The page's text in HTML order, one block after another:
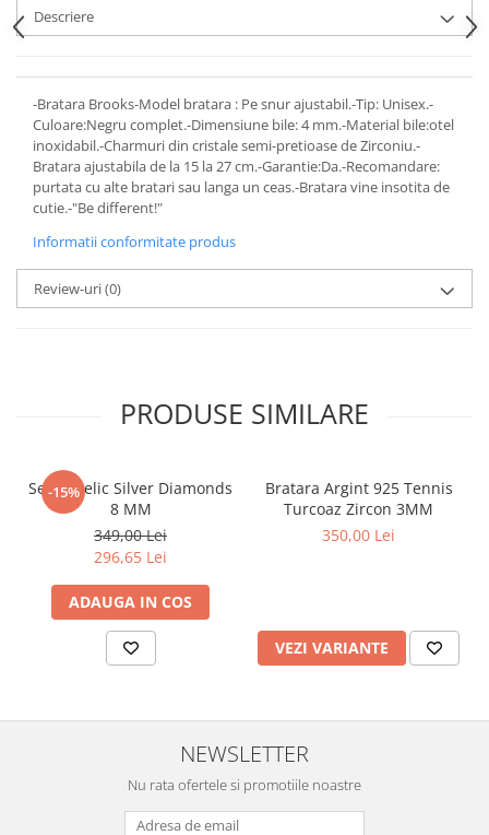
Descriere
-Bratara Brooks-Model bratara : Pe snur ajustabil.-Tip: Unisex.-
Culoare:Negru complet.-Dimensiune bile: 4 mm.-Material bile:otel
inoxidabil.-Charmuri din cristale semi-pretioase de Zirconiu.-
Bratara ajustabila de la 15 la 27 cm.-Garantie:Da.-Recomandare:
purtata cu alte bratari sau langa un ceas.-Bratara vine insotita de
cutie.-"Be different!"
Informatii conformitate produs
Review-uri(0)
PRODUSE SIMILARE
-15%
Set Angelic Silver Diamonds
8 MM
349,00 Lei
296,65 Lei
ADAUGA IN COS
Bratara Argint 925 Tennis
Turcoaz Zircon 3MM
350,00 Lei
VEZI VARIANTE
NEWSLETTER
Nu rata ofertele si promotiile noastre